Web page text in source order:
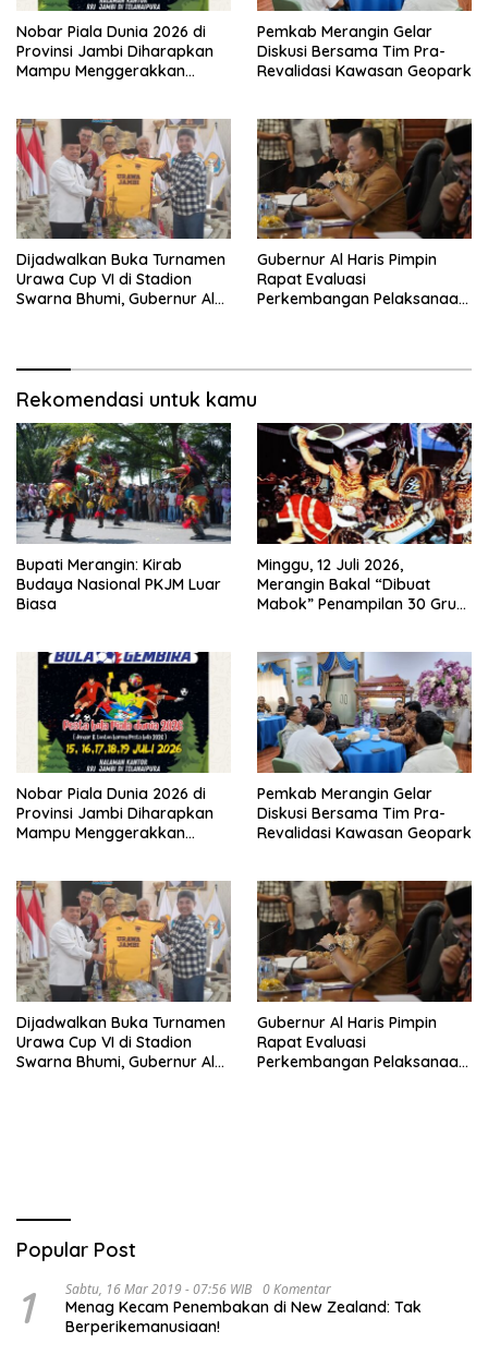
Nobar Piala Dunia 2026 di
Provinsi Jambi Diharapkan
Mampu Menggerakkan
Pemkab Merangin Gelar
Diskusi Bersama Tim Pra-
Revalidasi Kawasan Geopark
Dijadwalkan Buka Turnamen
Urawa Cup VI di Stadion
Swarna Bhumi, Gubernur Al
Gubernur Al Haris Pimpin
Rapat Evaluasi
Perkembangan Pelaksanaan
Rekomendasi untuk kamu
Bupati Merangin: Kirab
Budaya Nasional PKJM Luar
Biasa
Minggu, 12 Juli 2026,
Merangin Bakal “Dibuat
Mabok” Penampilan 30 Grup
Nobar Piala Dunia 2026 di
Provinsi Jambi Diharapkan
Mampu Menggerakkan
Pemkab Merangin Gelar
Diskusi Bersama Tim Pra-
Revalidasi Kawasan Geopark
Dijadwalkan Buka Turnamen
Urawa Cup VI di Stadion
Swarna Bhumi, Gubernur Al
Gubernur Al Haris Pimpin
Rapat Evaluasi
Perkembangan Pelaksanaan
Popular Post
1 Sabtu, 16 Mar 2019 - 07:56 WIB 0 Komentar
Menag Kecam Penembakan di New Zealand: Tak
Berperikemanusiaan!